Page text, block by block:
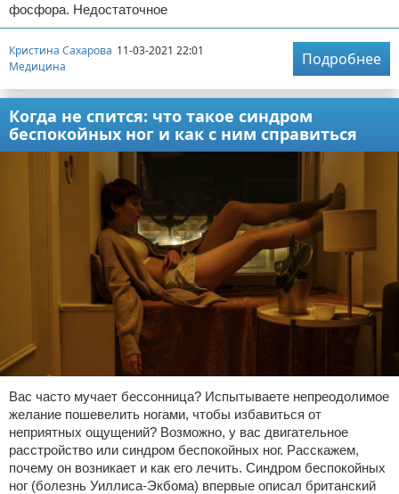
фосфора. Недостаточное
Кристина Сахарова 11-03-2021 22:01
Медицина
Подробнее
Когда не спится: что такое синдром
беспокойных ног и как с ним справиться
Вас часто мучает бессонница? Испытываете непреодолимое
желание пошевелить ногами, чтобы избавиться от
неприятных ощущений? Возможно, у вас двигательное
расстройство или синдром беспокойных ног. Расскажем,
почему он возникает и как его лечить. Синдром беспокойных
ног (болезнь Уиллиса-Экбома) впервые описал британский